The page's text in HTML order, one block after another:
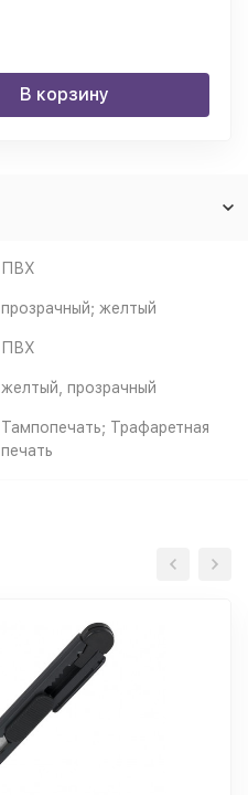
В корзину
ПВХ
прозрачный; желтый
ПВХ
желтый, прозрачный
Тампопечать; Трафаретная
печать